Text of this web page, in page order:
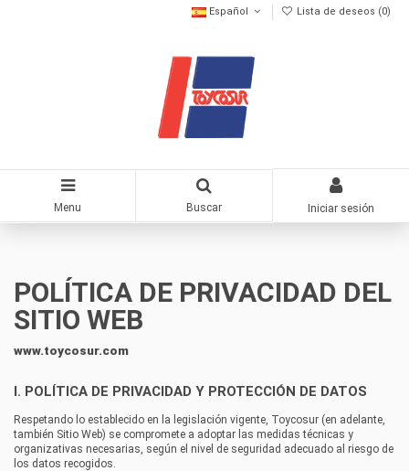
Español Lista de deseos (0)
Menu Buscar Iniciar sesión
POLÍTICA DE PRIVACIDAD DEL
SITIO WEB
www.toycosur.com
I. POLÍTICA DE PRIVACIDAD Y PROTECCIÓN DE DATOS
Respetando lo establecido en la legislación vigente, Toycosur (en adelante,
también Sitio Web) se compromete a adoptar las medidas técnicas y
organizativas necesarias, según el nivel de seguridad adecuado al riesgo de
los datos recogidos.